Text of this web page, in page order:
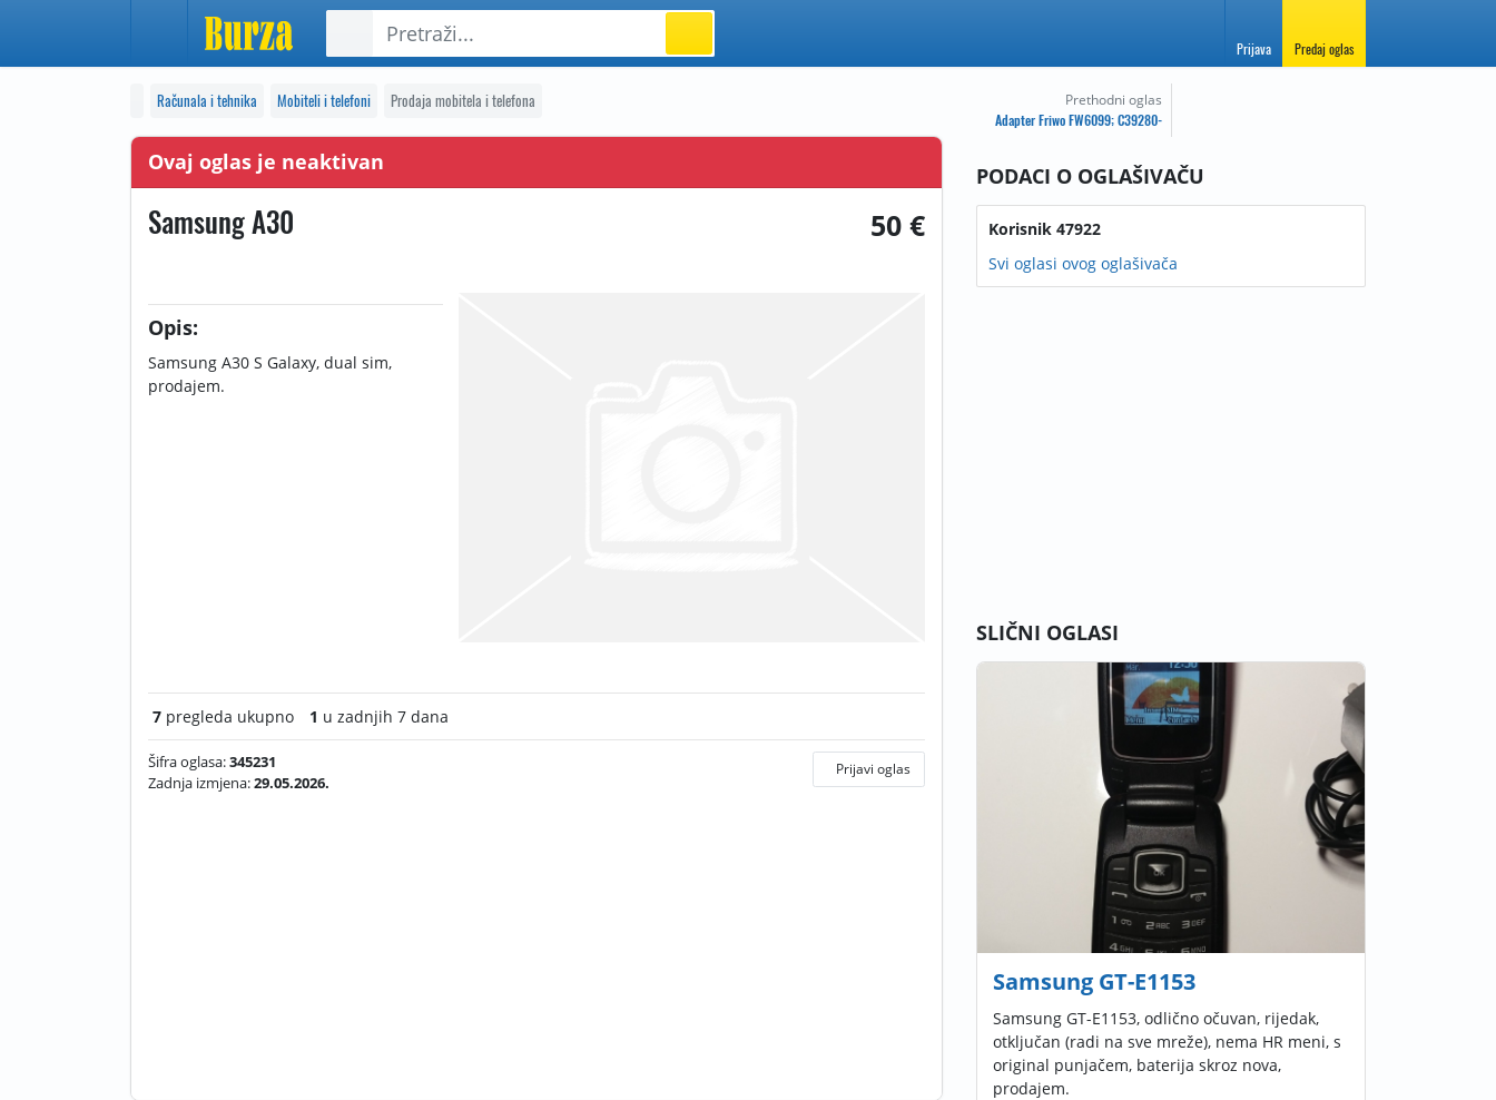
Prijava Predaj oglas
Računala i tehnika Mobiteli i telefoni Prodaja mobitela i telefona
Ovaj oglas je neaktivan
Samsung A30 50 €
Opis:
Samsung A30 S Galaxy, dual sim,
prodajem.
7 pregleda ukupno 1 u zadnjih 7 dana
Šifra oglasa:345231
Zadnja izmjena:29.05.2026.
Prijavi oglas
Prethodni oglas
Adapter Friwo FW6099; C39280-
PODACI O OGLAŠIVAČU
Korisnik 47922
Svi oglasi ovog oglašivača
SLIČNI OGLASI
Samsung GT-E1153
Samsung GT-E1153, odlično očuvan, rijedak,
otključan (radi na sve mreže), nema HR meni, s
original punjačem, baterija skroz nova,
prodajem.